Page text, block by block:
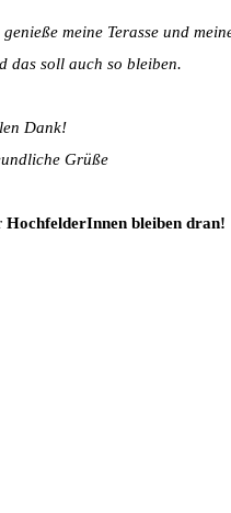
genieße meine Terasse und
das soll auch so bleiben.
Dank!
Grüße
HochfelderInnen bleiben dran!